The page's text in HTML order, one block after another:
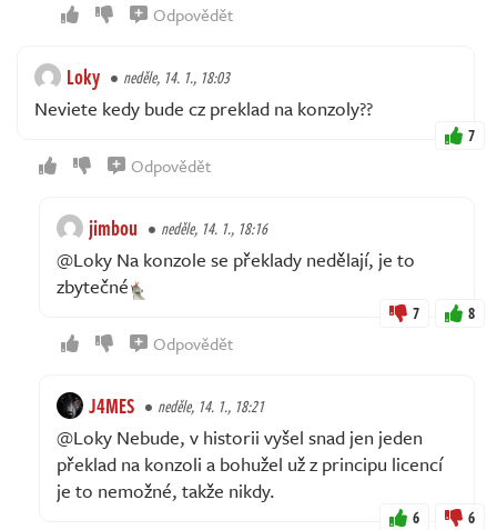
Odpovědět
Loky neděle, 14. 1., 18:03
Neviete kedy bude cz preklad na konzoly??
7
Odpovědět
jimbou neděle, 14. 1., 18:16
@Loky Na konzole se překlady nedělají, je to
zbytečné
7 8
Odpovědět
J4MES neděle, 14. 1., 18:21
@Loky Nebude, v historii vyšel snad jen jeden
překlad na konzoli a bohužel už z principu licencí
je to nemožné, takže nikdy.
6 6